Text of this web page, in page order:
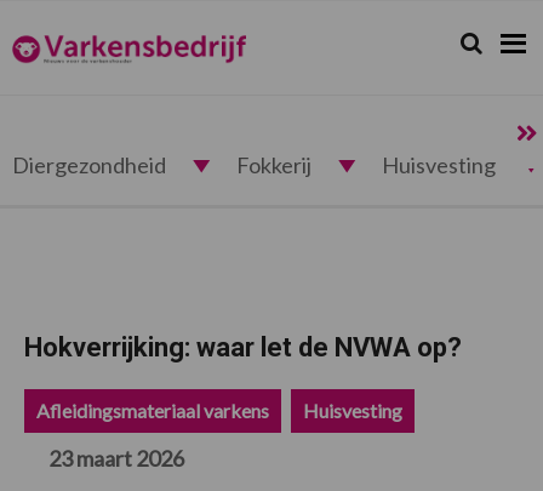
de
hoofdnavigatie
de
hoofd
de
eerste
de
voettekst
Varkensbedrijf.nl Zoeken...
Zoek
Diergezondheid Fokkerij Huisvesting
Hokverrijking: waar let de NVWA op?
Afleidingsmateriaal varkens Huisvesting
23 maart 2026